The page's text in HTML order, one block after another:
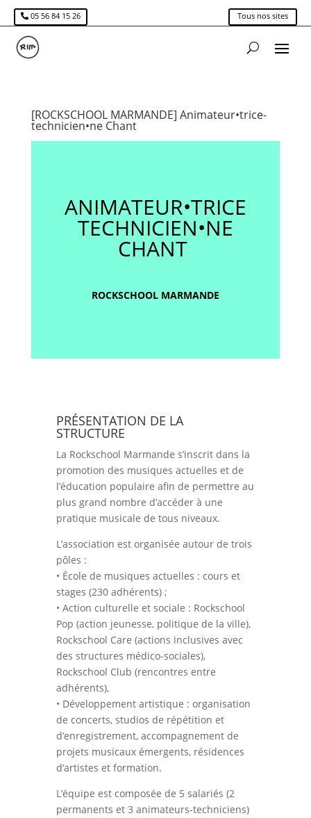
05 56 84 15 26 Tous nos sites
[ROCKSCHOOL MARMANDE] Animateur•trice-
technicien•ne Chant
ANIMATEUR•TRICE
TECHNICIEN•NE
CHANT
ROCKSCHOOL MARMANDE
PRÉSENTATION DE LA
STRUCTURE
La Rockschool Marmande s’inscrit dans la
promotion des musiques actuelles et de
l’éducation populaire afin de permettre au
plus grand nombre d’accéder à une
pratique musicale de tous niveaux.
L’association est organisée autour de trois
pôles :
• École de musiques actuelles : cours et
stages (230 adhérents) ;
• Action culturelle et sociale : Rockschool
Pop (action jeunesse, politique de la ville),
Rockschool Care (actions inclusives avec
des structures médico-sociales),
Rockschool Club (rencontres entre
adhérents),
• Développement artistique : organisation
de concerts, studios de répétition et
d’enregistrement, accompagnement de
projets musicaux émergents, résidences
d’artistes et formation.
L’équipe est composée de 5 salariés (2
permanents et 3 animateurs-techniciens)